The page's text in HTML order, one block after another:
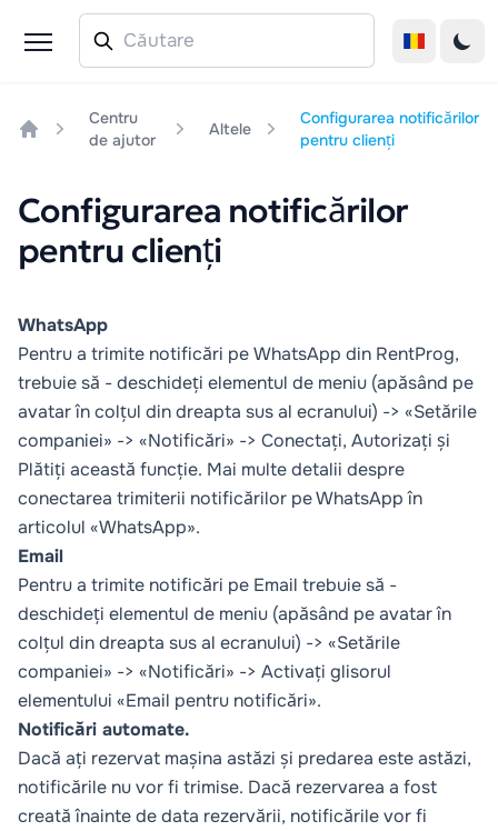
Centru
de ajutor
Altele
Configurarea notificărilor
pentru clienți
Configurarea notificărilor
pentru clienți
WhatsApp
Pentru a trimite notificări pe WhatsApp din RentProg,
trebuie să - deschideți elementul de meniu (apăsând pe
avatar în colțul din dreapta sus al ecranului) -> «Setările
companiei» -> «Notificări» -> Conectați, Autorizați și
Plătiți această funcție. Mai multe detalii despre
conectarea trimiterii notificărilor pe WhatsApp în
articolul «WhatsApp».
Email
Pentru a trimite notificări pe Email trebuie să -
deschideți elementul de meniu (apăsând pe avatar în
colțul din dreapta sus al ecranului) -> «Setările
companiei» -> «Notificări» -> Activați glisorul
elementului «Email pentru notificări».
Notificări automate.
Dacă ați rezervat mașina astăzi și predarea este astăzi,
notificările nu vor fi trimise. Dacă rezervarea a fost
creată înainte de data rezervării, notificările vor fi